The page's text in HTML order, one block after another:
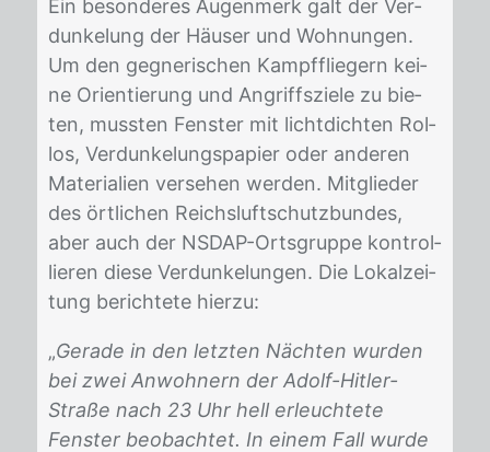
Ein be­son­de­res Au­gen­merk galt der Ver­
dun­ke­lung der Häu­ser und Woh­nun­gen.
Um den geg­ne­ri­schen Kampf­flie­gern kei­
ne Ori­en­tie­rung und An­griffs­zie­le zu bie­
ten, muss­ten Fens­ter mit licht­dich­ten Rol­
los, Ver­dun­ke­lungs­pa­pier oder an­de­ren
Ma­te­ria­li­en ver­se­hen wer­den. Mit­glie­der
des ört­li­chen Reichs­luft­schutz­bun­des,
aber auch der NS­DAP-Orts­grup­pe kon­trol­
lie­ren die­se Ver­dun­ke­lun­gen. Die Lo­kal­zei­
tung be­rich­te­te hier­zu:
„Gerade in den letzten Nächten wurden
bei zwei Anwohnern der Adolf-Hitler-
Straße nach 23 Uhr hell erleuchtete
Fenster beobachtet. In einem Fall wurde